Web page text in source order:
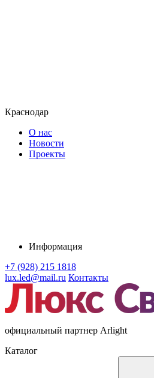
Краснодар
О нас
Новости
Проекты
Информация
+7 (928) 215 1818
lux.led@mail.ru Контакты
официальный партнер Arlight
Каталог